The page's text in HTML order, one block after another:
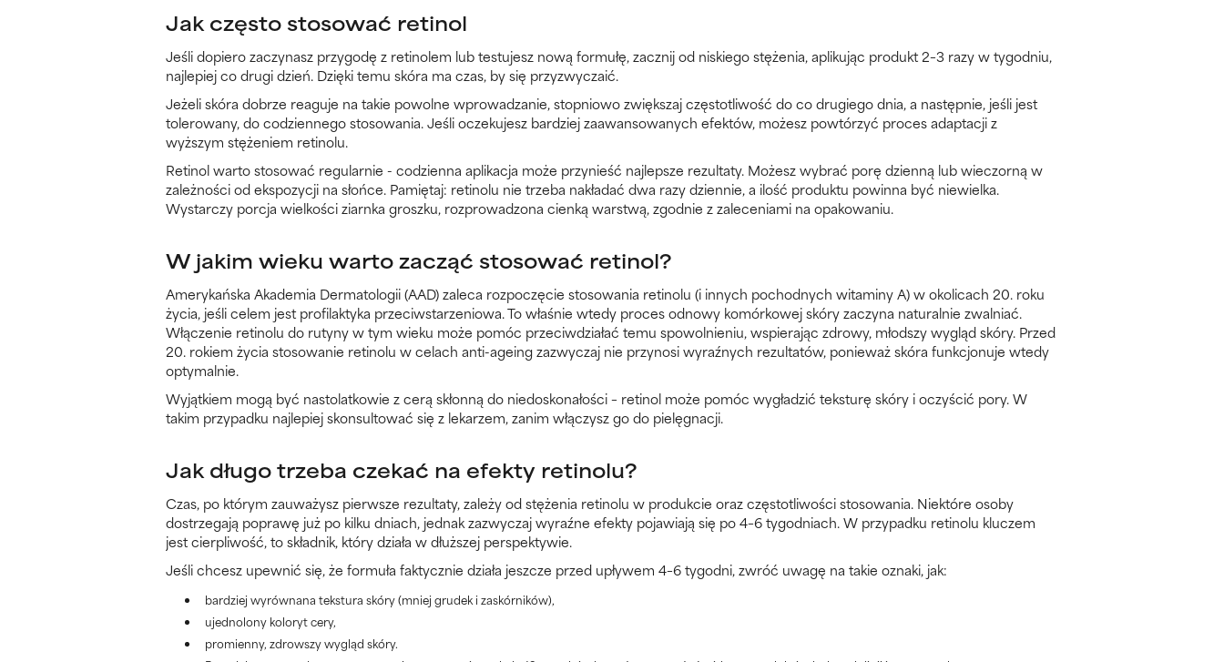
Jak często stosować retinol
Jeśli dopiero zaczynasz przygodę z retinolem lub testujesz nową formułę, zacznij od niskiego stężenia, aplikując produkt 2–3 razy w tygodniu,
najlepiej co drugi dzień. Dzięki temu skóra ma czas, by się przyzwyczaić.
Jeżeli skóra dobrze reaguje na takie powolne wprowadzanie, stopniowo zwiększaj częstotliwość do co drugiego dnia, a następnie, jeśli jest
tolerowany, do codziennego stosowania. Jeśli oczekujesz bardziej zaawansowanych efektów, możesz powtórzyć proces adaptacji z
wyższym stężeniem retinolu.
Retinol warto stosować regularnie - codzienna aplikacja może przynieść najlepsze rezultaty. Możesz wybrać porę dzienną lub wieczorną w
zależności od ekspozycji na słońce. Pamiętaj: retinolu nie trzeba nakładać dwa razy dziennie, a ilość produktu powinna być niewielka.
Wystarczy porcja wielkości ziarnka groszku, rozprowadzona cienką warstwą, zgodnie z zaleceniami na opakowaniu.
W jakim wieku warto zacząć stosować retinol?
Amerykańska Akademia Dermatologii (AAD) zaleca rozpoczęcie stosowania retinolu (i innych pochodnych witaminy A) w okolicach 20. roku
życia, jeśli celem jest profilaktyka przeciwstarzeniowa. To właśnie wtedy proces odnowy komórkowej skóry zaczyna naturalnie zwalniać.
Włączenie retinolu do rutyny w tym wieku może pomóc przeciwdziałać temu spowolnieniu, wspierając zdrowy, młodszy wygląd skóry. Przed
20. rokiem życia stosowanie retinolu w celach anti-ageing zazwyczaj nie przynosi wyraźnych rezultatów, ponieważ skóra funkcjonuje wtedy
optymalnie.
Wyjątkiem mogą być nastolatkowie z cerą skłonną do niedoskonałości – retinol może pomóc wygładzić teksturę skóry i oczyścić pory. W
takim przypadku najlepiej skonsultować się z lekarzem, zanim włączysz go do pielęgnacji.
Jak długo trzeba czekać na efekty retinolu?
Czas, po którym zauważysz pierwsze rezultaty, zależy od stężenia retinolu w produkcie oraz częstotliwości stosowania. Niektóre osoby
dostrzegają poprawę już po kilku dniach, jednak zazwyczaj wyraźne efekty pojawiają się po 4–6 tygodniach. W przypadku retinolu kluczem
jest cierpliwość, to składnik, który działa w dłuższej perspektywie.
Jeśli chcesz upewnić się, że formuła faktycznie działa jeszcze przed upływem 4–6 tygodni, zwróć uwagę na takie oznaki, jak:
bardziej wyrównana tekstura skóry (mniej grudek i zaskórników),
ujednolony koloryt cery,
promienny, zdrowszy wygląd skóry.